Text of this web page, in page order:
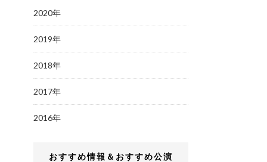
2020年
2019年
2018年
2017年
2016年
おすすめ情報＆おすすめ公演